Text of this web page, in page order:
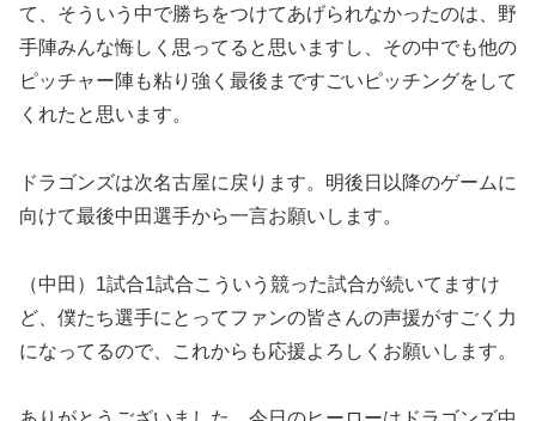
て、そういう中で勝ちをつけてあげられなかったのは、野
手陣みんな悔しく思ってると思いますし、その中でも他の
ピッチャー陣も粘り強く最後まですごいピッチングをして
くれたと思います。
ドラゴンズは次名古屋に戻ります。明後日以降のゲームに
向けて最後中田選手から一言お願いします。
（中田）1試合1試合こういう競った試合が続いてますけ
ど、僕たち選手にとってファンの皆さんの声援がすごく力
になってるので、これからも応援よろしくお願いします。